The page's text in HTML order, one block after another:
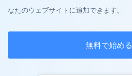
なたのウェブサイトに追加できます。
無料で始める